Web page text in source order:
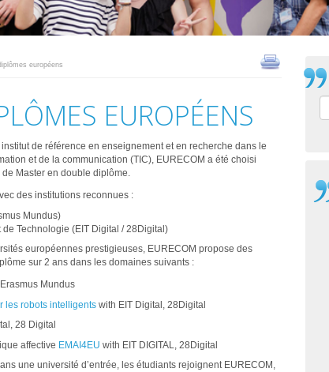
européens
EUROPÉENS
de référence en enseignement et en recherche dans le
et de la communication (TIC), EURECOM a été choisi
Master en double diplôme.
des institutions reconnues :
Mundus)
de Technologie (EIT Digital / 28Digital)
européennes prestigieuses, EURECOM propose des
sur 2 ans dans les domaines suivants :
Mundus
les robots intelligentswith EIT Digital, 28Digital
28 Digital
affective EMAI4EU with EIT DIGITAL, 28Digital
une université d’entrée, les étudiants rejoignent EURECOM,